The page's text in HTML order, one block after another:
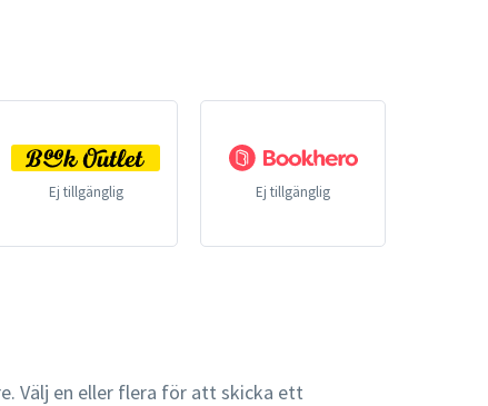
Ej tillgänglig Ej tillgänglig
Välj en eller flera för att skicka ett